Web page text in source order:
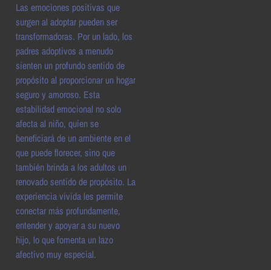
Las emociones positivas que
surgen al adoptar pueden ser
transformadoras. Por un lado, los
padres adoptivos a menudo
sienten un profundo sentido de
propósito al proporcionar un hogar
seguro y amoroso. Esta
estabilidad emocional no solo
afecta al niño, quien se
beneficiará de un ambiente en el
que puede florecer, sino que
también brinda a los adultos un
renovado sentido de propósito. La
experiencia vivida les permite
conectar más profundamente,
entender y apoyar a su nuevo
hijo, lo que fomenta un lazo
afectivo muy especial.